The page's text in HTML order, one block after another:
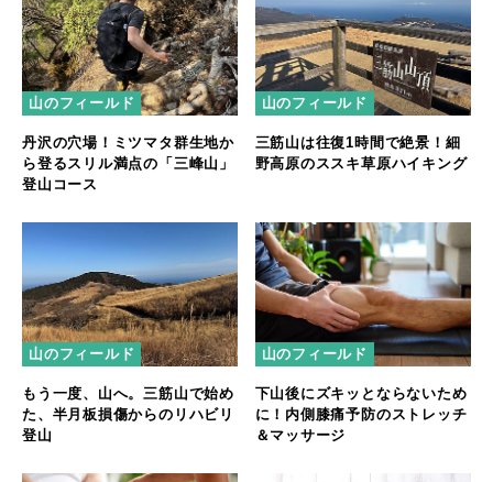
山のフィールド
丹沢の穴場！ミツマタ群生地か
ら登るスリル満点の「三峰山」
登山コース
山のフィールド
三筋山は往復1時間で絶景！細
野高原のススキ草原ハイキング
山のフィールド
もう一度、山へ。三筋山で始め
た、半月板損傷からのリハビリ
登山
山のフィールド
下山後にズキッとならないため
に！内側膝痛予防のストレッチ
＆マッサージ